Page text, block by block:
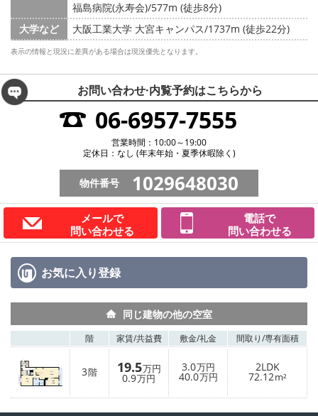
福島病院(永寿会)/577m (徒歩8分)
大学など
大阪工業大学 大宮キャンパス/1737m (徒歩22分)
表示の情報と現況に差異がある場合は現況優先となります。
お問い合わせ·内覧予約はこちらから
06-6957-7555
営業時間：10:00～19:00
定休日：なし (年末年始・夏季休暇除く)
物件番号 1029648030
メールで
問い合わせる
電話で
問い合わせる
お気に入り登録
同じ建物の他の空室
階 家賃/共益費 敷金/礼金 間取り/専有面積
3階 19.5万円
0.9万円
3.0万円
40.0万円
2LDK
72.12m²